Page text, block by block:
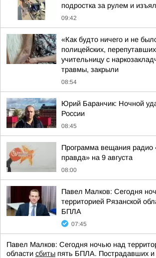
подростка за рулем и
09:42
«Как будто ничего и не
полицейских,
учительницу с
травмы, закрыли
08:54
Юрий Баранчик: Ночной
России
08:45
Программа вещания радио
правда» на 9 августа
08:00
Павел Малков: Сегодня
территорией Рязанской
БПЛА
07:45
Павел Малков: Сегодня ночью над
области сбиты пять БПЛА. Пострадавших